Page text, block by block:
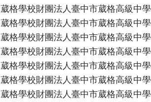
葳格學校財團法人臺中市葳格高級中學
葳格學校財團法人臺中市葳格高級中學
葳格學校財團法人臺中市葳格高級中學
葳格學校財團法人臺中市葳格高級中學
葳格學校財團法人臺中市葳格高級中學
葳格學校財團法人臺中市葳格高級中學
葳格學校財團法人臺中市葳格高級中學